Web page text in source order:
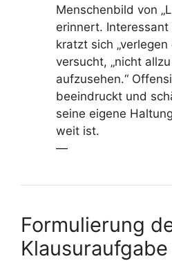
Menschenbild von
erinnert.
kratzt sich „verlegen
versucht, „nicht
aufzusehen.“
beeindruckt und
seine eigene
weit ist.
—
Formulierung
Klausuraufgabe